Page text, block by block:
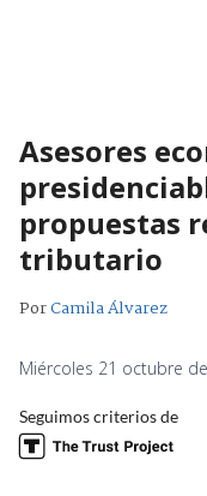
Asesores
propuestas
tributario
PorCamila Álvarez
Miércoles 21 octubre
Seguimos criterios de